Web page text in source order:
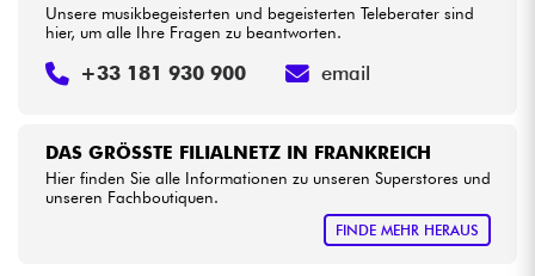
Sehen Sie sich unsere Marken an
DAS GRÖSSTE FILIALNETZ IN FRANKREICH
Hier finden Sie alle Informationen zu unseren Superstores und
unseren Fachboutiquen.
FINDE MEHR HERAUS
Unsere musikbegeisterten und begeisterten Teleberater sind
hier, um alle Ihre Fragen zu beantworten.
+33 181 930 900 email